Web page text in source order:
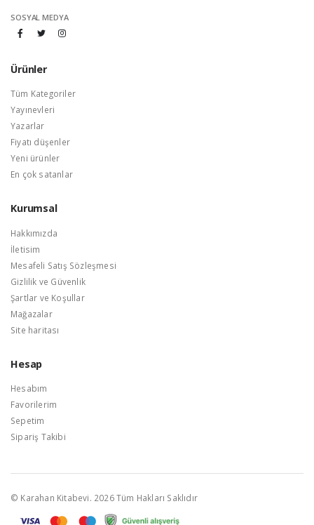
SOSYAL MEDYA
Ürünler
Tüm Kategoriler
Yayınevleri
Yazarlar
Fiyatı düşenler
Yeni ürünler
En çok satanlar
Kurumsal
Hakkımızda
İletisim
Mesafeli Satış Sözleşmesi
Gizlilik ve Güvenlik
Şartlar ve Koşullar
Mağazalar
Site haritası
Hesap
Hesabım
Favorilerim
Sepetim
Sipariş Takibi
© Karahan Kitabevi. 2026 Tüm Hakları Saklıdır